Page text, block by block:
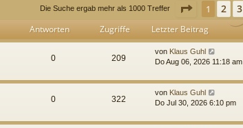
Die Suche ergab mehr als 1000 Treffer Seite 1von
1 2 3
Antworten Zugriffe Letzter Beitrag
0 209
von Klaus Guhl
Do Aug 06, 2026 11:18 am
0 322
von Klaus Guhl
Do Jul 30, 2026 6:10 pm